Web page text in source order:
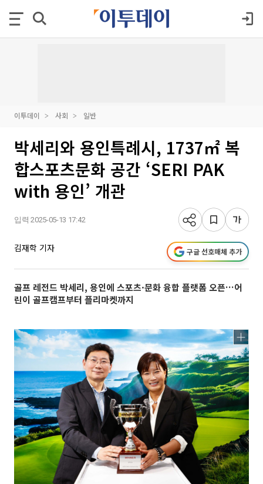
이투데이 사회 일반
박세리와 용인특례시, 1737㎡ 복
합스포츠문화 공간 ‘SERI PAK
with 용인’ 개관
입력 2025-05-13 17:42
김재학 기자 구글 선호매체 추가
골프 레전드 박세리, 용인에 스포츠·문화 융합 플랫폼 오픈…어
린이 골프캠프부터 플리마켓까지